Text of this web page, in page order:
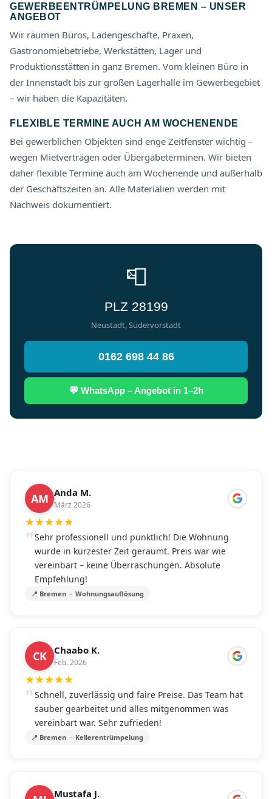
GEWERBEENTRÜMPELUNG BREMEN – UNSER
ANGEBOT
Wir räumen Büros, Ladengeschäfte, Praxen,
Gastronomiebetriebe, Werkstätten, Lager und
Produktionsstätten in ganz Bremen. Vom kleinen Büro in
der Innenstadt bis zur großen Lagerhalle im Gewerbegebiet
– wir haben die Kapazitäten.
FLEXIBLE TERMINE AUCH AM WOCHENENDE
Bei gewerblichen Objekten sind enge Zeitfenster wichtig –
wegen Mietverträgen oder Übergabeterminen. Wir bieten
daher flexible Termine auch am Wochenende und außerhalb
der Geschäftszeiten an. Alle Materialien werden mit
Nachweis dokumentiert.
📮
PLZ 28199
Neustadt, Südervorstadt
0162 698 44 86
💬 WhatsApp – Angebot in 1–2h
AM Anda M.
März 2026
★★★★★
Sehr professionell und pünktlich! Die Wohnung
wurde in kürzester Zeit geräumt. Preis war wie
vereinbart – keine Überraschungen. Absolute
Empfehlung!
📍 Bremen · Wohnungsauflösung
CK Chaabo K.
Feb. 2026
★★★★★
Schnell, zuverlässig und faire Preise. Das Team hat
sauber gearbeitet und alles mitgenommen was
vereinbart war. Sehr zufrieden!
📍 Bremen · Kellerentrümpelung
Mustafa J.